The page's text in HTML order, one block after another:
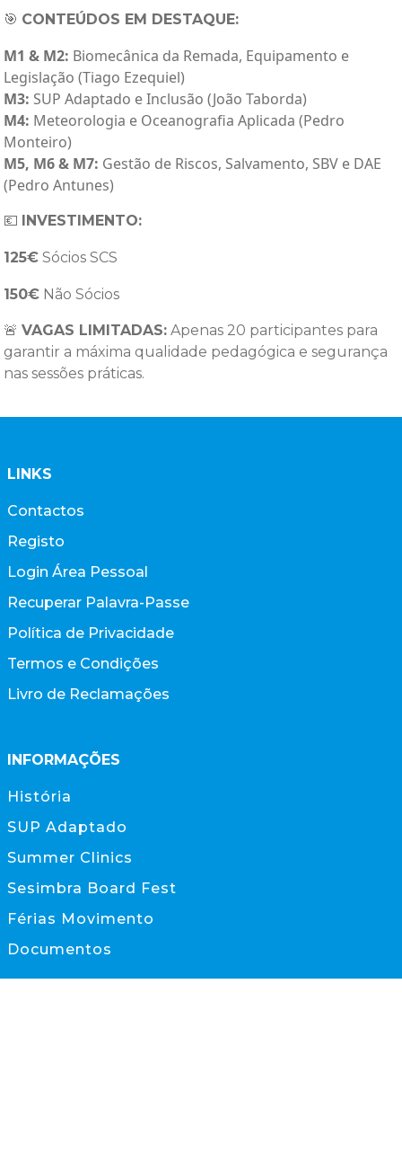
🎯 CONTEÚDOS EM DESTAQUE:
M1 & M2: Biomecânica da Remada, Equipamento e
Legislação (Tiago Ezequiel)
M3: SUP Adaptado e Inclusão (João Taborda)
M4: Meteorologia e Oceanografia Aplicada (Pedro
Monteiro)
M5, M6 & M7: Gestão de Riscos, Salvamento, SBV e DAE
(Pedro Antunes)
💶 INVESTIMENTO:
125€ Sócios SCS
150€ Não Sócios
🚨 VAGAS LIMITADAS: Apenas 20 participantes para
garantir a máxima qualidade pedagógica e segurança
nas sessões práticas.
LINKS
Contactos
Registo
Login Área Pessoal
Recuperar Palavra-Passe
Política de Privacidade
Termos e Condições
Livro de Reclamações
INFORMAÇÕES
História
SUP Adaptado
Summer Clinics
Sesimbra Board Fest
Férias Movimento
Documentos